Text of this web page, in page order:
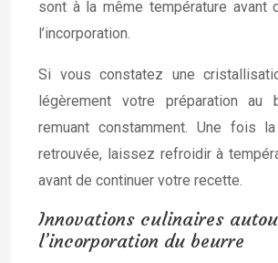
sont à la même température avant
l’incorporation.
Si vous constatez une
légèrement votre préparation au
remuant constamment. Une fois
retrouvée, laissez refroidir à
avant de continuer votre recette.
Innovations culinaires
l’incorporation du beurre